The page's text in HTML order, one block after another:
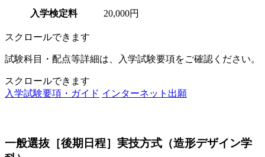
入学検定料 20,000円
スクロールできます
試験科目・配点等詳細は、入学試験要項をご確認ください。
スクロールできます
入学試験要項・ガイド インターネット出願
一般選抜［後期日程］実技方式（造形デザイン学